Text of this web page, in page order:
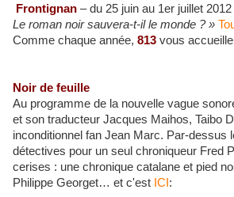
Frontignan – du 25 juin au 1er juillet
Le roman noir sauvera-t-il le monde ? »
Comme chaque année, 813 vous
Noir de feuille
Au programme de la nouvelle vague
et son traducteur Jacques Maihos, Taibo
inconditionnel fan Jean Marc. Par-dessus
détectives pour un seul chroniqueur Fred
cerises : une chronique catalane et pied
Philippe Georget… et c'est ICI :